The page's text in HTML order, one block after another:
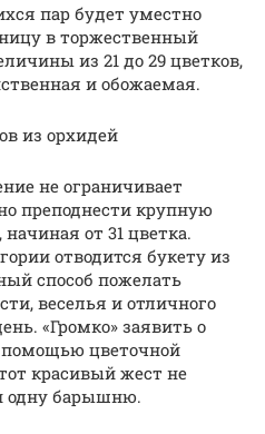
пар будет уместно
в торжественный
из 21 до 29 цветков,
и обожаемая.
из орхидей
не ограничивает
преподнести крупную
от 31 цветка.
отводится букету из
способ пожелать
веселья и отличного
«Громко» заявить о
помощью цветочной
красивый жест не
одну барышню.